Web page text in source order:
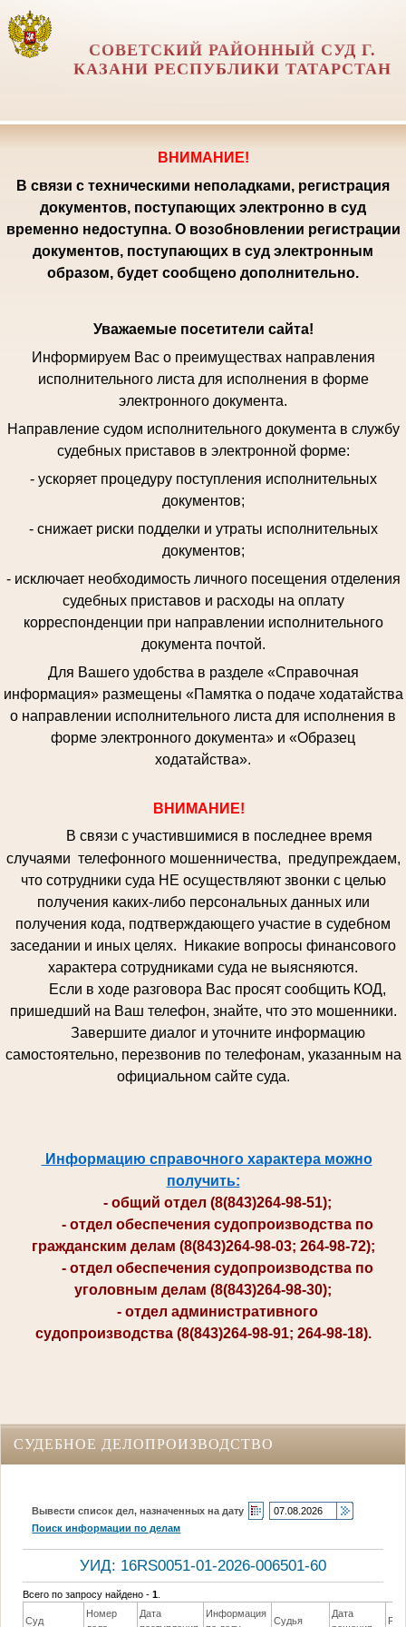
СОВЕТСКИЙ РАЙОННЫЙ СУД Г.
КАЗАНИ РЕСПУБЛИКИ ТАТАРСТАН
ВНИМАНИЕ!
В связи с техническими неполадками, регистрация
документов, поступающих электронно в суд
временно недоступна. О возобновлении регистрации
документов, поступающих в суд электронным
образом, будет сообщено дополнительно.
Уважаемые посетители сайта!
Информируем Вас о преимуществах направления
исполнительного листа для исполнения в форме
электронного документа.
Направление судом исполнительного документа в службу
судебных приставов в электронной форме:
- ускоряет процедуру поступления исполнительных
документов;
- снижает риски подделки и утраты исполнительных
документов;
- исключает необходимость личного посещения отделения
судебных приставов и расходы на оплату
корреспонденции при направлении исполнительного
документа почтой.
Для Вашего удобства в разделе «Справочная
информация» размещены «Памятка о подаче ходатайства
о направлении исполнительного листа для исполнения в
форме электронного документа» и «Образец
ходатайства».
ВНИМАНИЕ!
В связи с участившимися в последнее время
случаями телефонного мошенничества, предупреждаем,
что сотрудники суда НЕ осуществляют звонки с целью
получения каких-либо персональных данных или
получения кода, подтверждающего участие в судебном
заседании и иных целях. Никакие вопросы финансового
характера сотрудниками суда не выясняются.
Если в ходе разговора Вас просят сообщить КОД,
пришедший на Ваш телефон, знайте, что это мошенники.
Завершите диалог и уточните информацию
самостоятельно, перезвонив по телефонам, указанным на
официальном сайте суда.
Информацию справочного характера можно
получить:
- общий отдел (8(843)264-98-51);
- отдел обеспечения судопроизводства по
гражданским делам (8(843)264-98-03; 264-98-72);
- отдел обеспечения судопроизводства по
уголовным делам (8(843)264-98-30);
- отдел административного
судопроизводства (8(843)264-98-91; 264-98-18).
СУДЕБНОЕ ДЕЛОПРОИЗВОДСТВО
Вывести список дел, назначенных на дату
Поиск информации по делам
УИД: 16RS0051-01-2026-006501-60
Всего по запросу найдено -1
Суд
Номер
Дата
Информация
Судья
Дата